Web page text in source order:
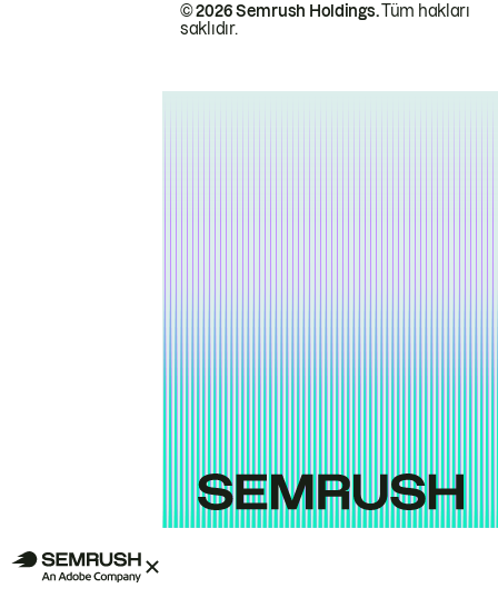
© 2026 Semrush Holdings.Tüm hakları
saklıdır.